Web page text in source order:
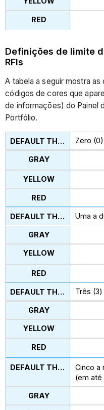
Definições de limite
RFIs
A tabela a seguir mostra
códigos de cores que
de informações) do Painel
Portfólio.
Zero
Uma a
Três (3)
Cinco a
(em